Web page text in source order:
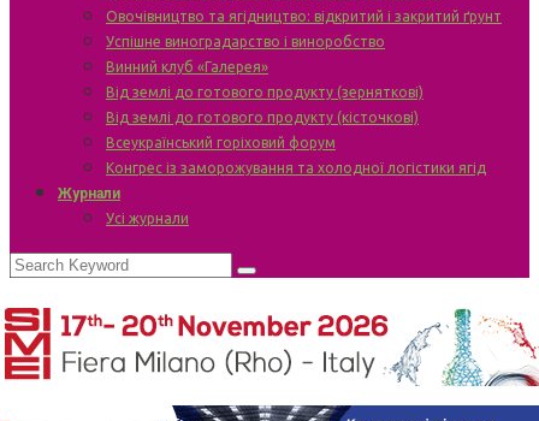
Овочівництво та ягідництво: відкритий і закритий ґрунт
Успішне виноградарство і виноробство
Винний клуб «Галерея»
Від землі до готового продукту (зерняткові)
Від землі до готового продукту (кісточкові)
Всеукраїнський горіховий форум
Конгрес із заморожування та холодної логістики ягід
Журнали
Усі журнали